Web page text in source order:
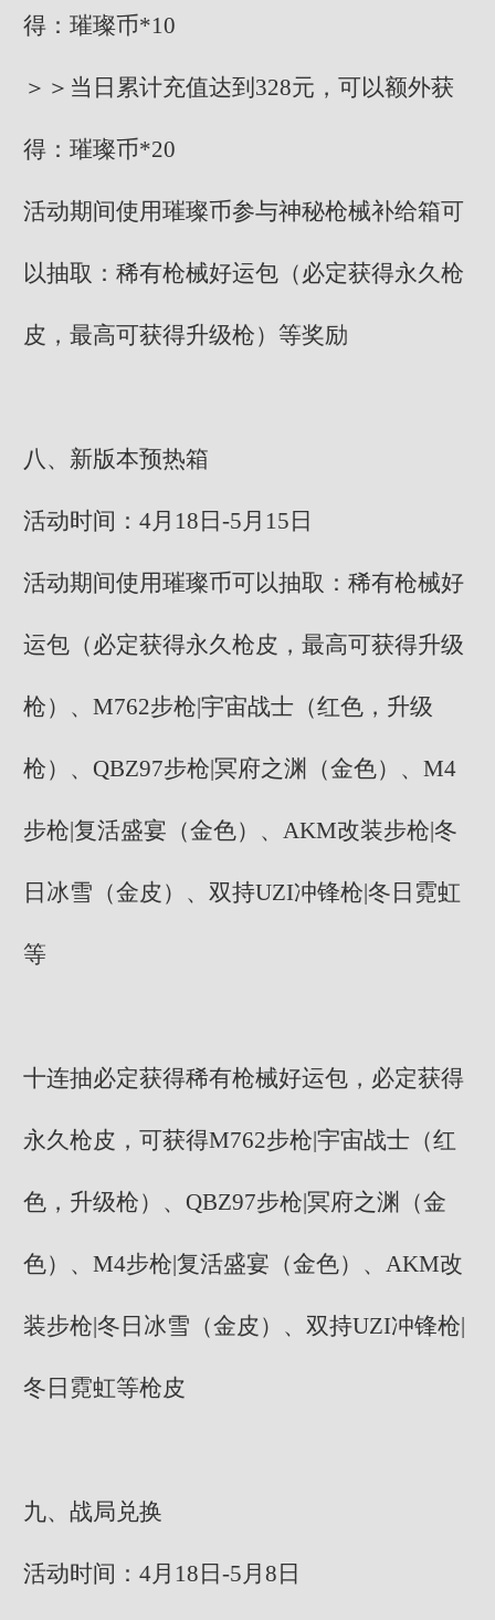
得：璀璨币*10
＞＞当日累计充值达到328元，可以额外获
得：璀璨币*20
活动期间使用璀璨币参与神秘枪械补给箱可
以抽取：稀有枪械好运包（必定获得永久枪
皮，最高可获得升级枪）等奖励
八、新版本预热箱
活动时间：4月18日-5月15日
活动期间使用璀璨币可以抽取：稀有枪械好
运包（必定获得永久枪皮，最高可获得升级
枪）、M762步枪|宇宙战士（红色，升级
枪）、QBZ97步枪|冥府之渊（金色）、M4
步枪|复活盛宴（金色）、AKM改装步枪|冬
日冰雪（金皮）、双持UZI冲锋枪|冬日霓虹
等
十连抽必定获得稀有枪械好运包，必定获得
永久枪皮，可获得M762步枪|宇宙战士（红
色，升级枪）、QBZ97步枪|冥府之渊（金
色）、M4步枪|复活盛宴（金色）、AKM改
装步枪|冬日冰雪（金皮）、双持UZI冲锋枪|
冬日霓虹等枪皮
九、战局兑换
活动时间：4月18日-5月8日